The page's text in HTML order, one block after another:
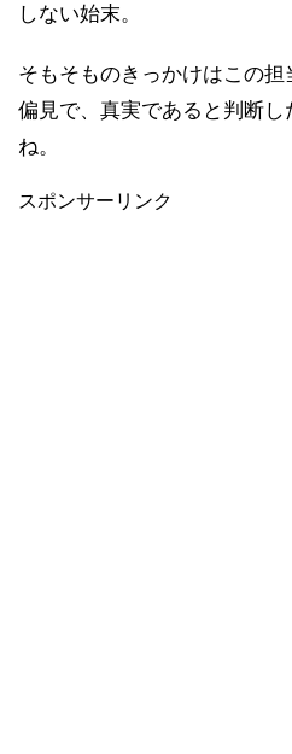
しない始末。
そもそものきっかけはこの
偏見で、真実であると判断し
ね。
スポンサーリンク